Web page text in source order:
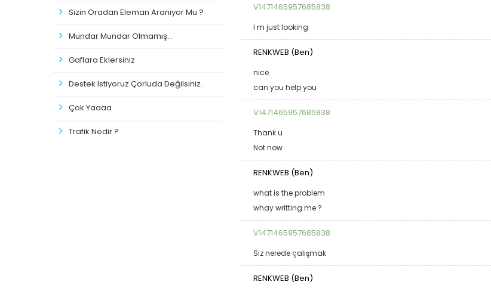
Sizin Oradan Eleman Aranıyor Mu ?
Mundar Mundar Olmamış...
Gaflara Eklersiniz
Destek Istiyoruz Çorluda Değilsiniz.
Çok Yaaaa
Trafik Nedir ?
V1471465957685838
I m just looking
RENKWEB (Ben)
nice
can you help you
V1471465957685838
Thank u
Not now
RENKWEB (Ben)
what is the problem
whay writting me ?
V1471465957685838
Siz nerede çalışmak
RENKWEB (Ben)